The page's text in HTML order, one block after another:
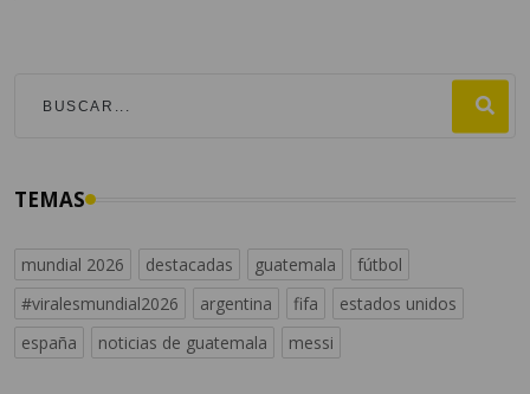
TEMAS
mundial 2026 destacadas guatemala
fútbol
#viralesmundial2026
argentina fifa
estados unidos
españa
noticias de guatemala messi